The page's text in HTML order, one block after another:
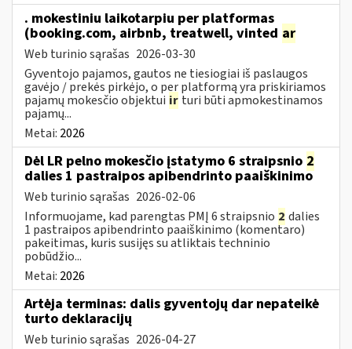
. mokestiniu laikotarpiu per platformas
(booking.com, airbnb, treatwell, vinted ar
Web turinio sąrašas 2026-03-30
Gyventojo pajamos, gautos ne tiesiogiai iš paslaugos
gavėjo / prekės pirkėjo, o per platformą yra priskiriamos
pajamų mokesčio objektui ir turi būti apmokestinamos
pajamų...
Metai: 2026
Dėl LR pelno mokesčio įstatymo 6 straipsnio 2
dalies 1 pastraipos apibendrinto paaiškinimo
Web turinio sąrašas 2026-02-06
Informuojame, kad parengtas PMĮ 6 straipsnio 2 dalies
1 pastraipos apibendrinto paaiškinimo (komentaro)
pakeitimas, kuris susijęs su atliktais techninio
pobūdžio...
Metai: 2026
Artėja terminas: dalis gyventojų dar nepateikė
turto deklaracijų
Web turinio sąrašas 2026-04-27